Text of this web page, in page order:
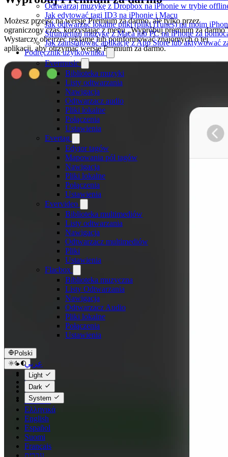
Odtwarzaj muzykę z Dropbox na iPhonie w trybie
Jak edytować tagi ID3 na iPhonie i Macu
Jak odtwarzać lokalne pliki (pliki iTunes) na moim
Strumieniuj muzykę z Maca lub PC na iPhone za
Jak zainstalować aplikację z App Store lub aktywować
Podręcznik użytkownika
Evermusic
Biblioteka muzyki
Listy odtwarzania
Nawigacja
Odtwarzacz audio
Pliki lokalne
Połączenia
Ustawienia
Evertag
Edytor tagów
Mapowania pól tagów
Nawigacja
Pliki lokalne
Połączenia
Ustawienia
Evervideo
Biblioteka multimediów
Listy odtwarzania
Nawigacja
Odtwarzacz multimediów
Pliki
Ustawienia
Flacbox
Biblioteka muzyczna
Listy Odtwarzania
Nawigacja
Odtwarzacz Audio
Pliki lokalne
Połączenia
Ustawienia
Polski
عربي
Català
Čeština
Dansk
Deutsch
Ελληνικά
English
Español
Suomi
Français
עברית
Light
Dark
System
Możesz przejść na wersję Premium za darmo, ale tylko przez
ograniczony czas, korzystając z menu „Wypróbuj premium za
Wystarczy obejrzeć reklamę lub poinformować znajomych o tej
aplikacji, aby otrzymać wersję Premium za darmo.